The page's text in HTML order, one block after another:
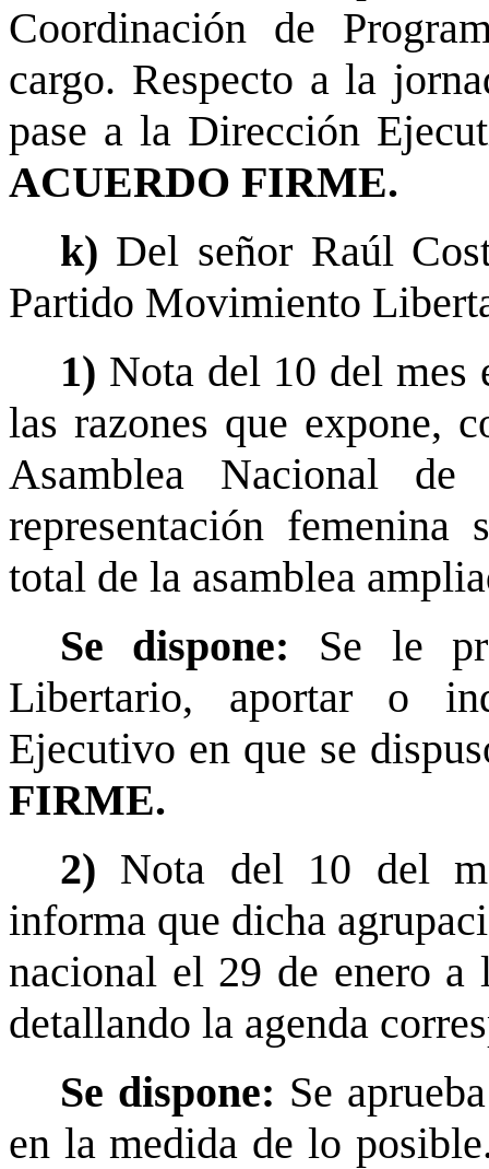
Coordinación de
cargo. Respecto a la
pase a la Dirección
ACUERDO FIRME.
k) Del señor Raúl
Partido Movimiento
1) Nota del 10 del mes
las razones que expone,
Asamblea Nacional
representación
total de la asamblea
Se dispone: Se le
Libertario, aportar o
Ejecutivo en que se
FIRME.
2) Nota del 10 del
informa que dicha
nacional el 29 de enero
detallando la agenda
Se dispone: Se
en la medida de lo